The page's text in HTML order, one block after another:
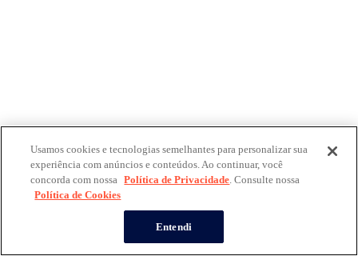
Usamos cookies e tecnologias semelhantes para personalizar sua
experiência com anúncios e conteúdos. Ao continuar, você
concorda com nossa Política de Privacidade. Consulte nossa
Política de Cookies
Entendi